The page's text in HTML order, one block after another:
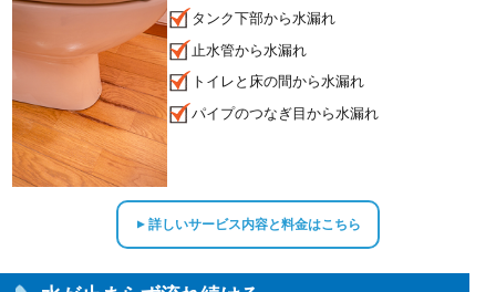
タンク下部から水漏れ
止水管から水漏れ
トイレと床の間から水漏れ
パイプのつなぎ目から水漏れ
▲詳しいサービス内容と料金はこちら